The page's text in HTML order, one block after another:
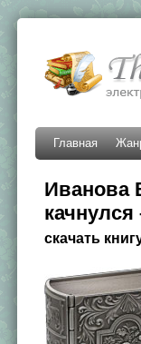
Главная
Иванова
качнулся
скачать